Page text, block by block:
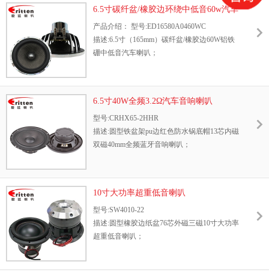
6.5寸碳纤盆/橡胶边环绕中低音60w汽车
音响喇叭
产品介绍： 型号:ED16580A0460WC
描述:6.5寸（165mm）碳纤盆/橡胶边60W铝铁
硼中低音汽车喇叭；
6.5寸40W全频3.2Ω汽车音响喇叭
型号:CRHX65-2HHR
描述:圆型铁盆架pu边红色防水锅底帽13芯内磁
双磁40mm全频蓝牙音响喇叭；
10寸大功率超重低音喇叭
型号:SW4010-22
描述:圆型橡胶边纸盆76芯外磁三磁10寸大功率
超重低音喇叭；